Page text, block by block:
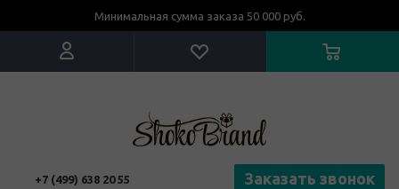
Минимальная сумма заказа 50 000 руб.
+7 (499) 638 20 55
Заказать звонок